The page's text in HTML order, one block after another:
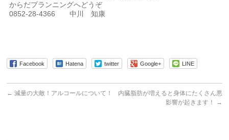
からだプランニングへどうぞ
0852-28-4366 中川 知康
Facebook Hatena twitter Google+ LINE
← 減量の大敵！アルコールについて！
内臓脂肪が増えると身体にたくさん悪
影響が起きます！
→